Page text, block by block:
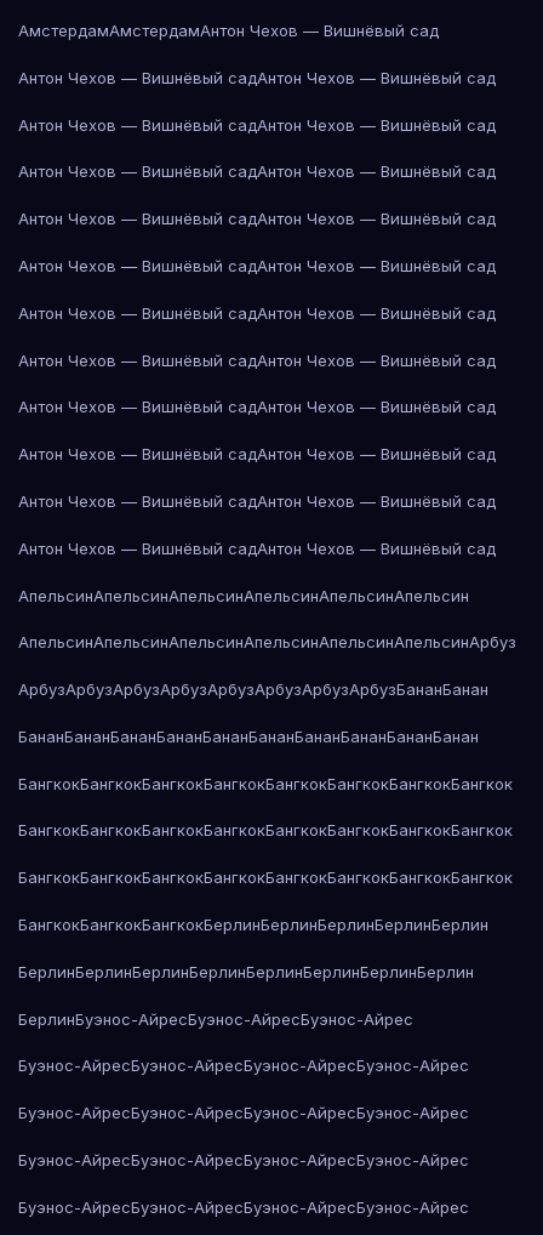
АмстердамАмстердамАнтон Чехов — Вишнёвый сад
Антон Чехов — Вишнёвый садАнтон Чехов — Вишнёвый сад
Антон Чехов — Вишнёвый садАнтон Чехов — Вишнёвый сад
Антон Чехов — Вишнёвый садАнтон Чехов — Вишнёвый сад
Антон Чехов — Вишнёвый садАнтон Чехов — Вишнёвый сад
Антон Чехов — Вишнёвый садАнтон Чехов — Вишнёвый сад
Антон Чехов — Вишнёвый садАнтон Чехов — Вишнёвый сад
Антон Чехов — Вишнёвый садАнтон Чехов — Вишнёвый сад
Антон Чехов — Вишнёвый садАнтон Чехов — Вишнёвый сад
Антон Чехов — Вишнёвый садАнтон Чехов — Вишнёвый сад
Антон Чехов — Вишнёвый садАнтон Чехов — Вишнёвый сад
Антон Чехов — Вишнёвый садАнтон Чехов — Вишнёвый сад
АпельсинАпельсинАпельсинАпельсинАпельсинАпельсин
АпельсинАпельсинАпельсинАпельсинАпельсинАпельсинАрбуз
АрбузАрбузАрбузАрбузАрбузАрбузАрбузАрбузБананБанан
БананБананБананБананБананБананБананБананБананБанан
БангкокБангкокБангкокБангкокБангкокБангкокБангкокБангкок
БангкокБангкокБангкокБангкокБангкокБангкокБангкокБангкок
БангкокБангкокБангкокБангкокБангкокБангкокБангкокБангкок
БангкокБангкокБангкокБерлинБерлинБерлинБерлинБерлин
БерлинБерлинБерлинБерлинБерлинБерлинБерлинБерлин
БерлинБуэнос-АйресБуэнос-АйресБуэнос-Айрес
Буэнос-АйресБуэнос-АйресБуэнос-АйресБуэнос-Айрес
Буэнос-АйресБуэнос-АйресБуэнос-АйресБуэнос-Айрес
Буэнос-АйресБуэнос-АйресБуэнос-АйресБуэнос-Айрес
Буэнос-АйресБуэнос-АйресБуэнос-АйресБуэнос-Айрес